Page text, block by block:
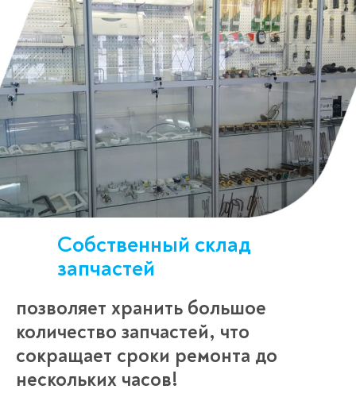
Собственный склад
запчастей
позволяет хранить большое
количество запчастей, что
сокращает сроки ремонта до
нескольких часов!